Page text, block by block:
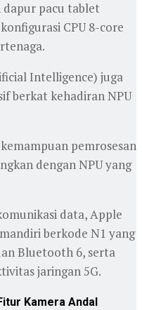
dapur pacu tablet
CPU 8-core
Intelligence) juga
berkat kehadiran NPU
pemrosesan
dengan NPU yang
data, Apple
berkode N1 yang
Bluetooth 6, serta
jaringan 5G.
Kamera Andal